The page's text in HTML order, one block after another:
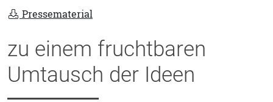
Pressematerial
zu einem fruchtbaren
Umtausch der Ideen